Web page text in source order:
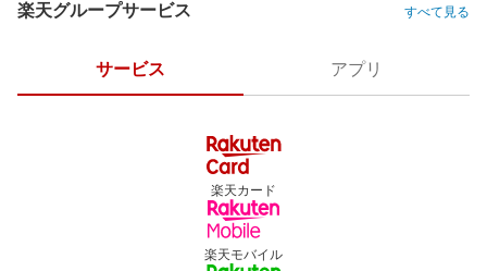
楽天グループサービス すべて見る
サービス アプリ
楽天カード
楽天モバイル